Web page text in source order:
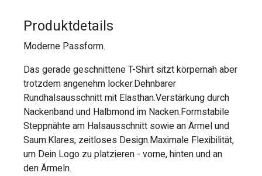
Produktdetails
Moderne Passform.
Das gerade geschnittene T-Shirt sitzt körpernah aber
trotzdem angenehm locker.Dehnbarer
Rundhalsausschnitt mit Elasthan.Verstärkung durch
Nackenband und Halbmond im Nacken.Formstabile
Steppnähte am Halsausschnitt sowie an Ärmel und
Saum.Klares, zeitloses Design.Maximale Flexibilität,
um Dein Logo zu platzieren - vorne, hinten und an
den Ärmeln.